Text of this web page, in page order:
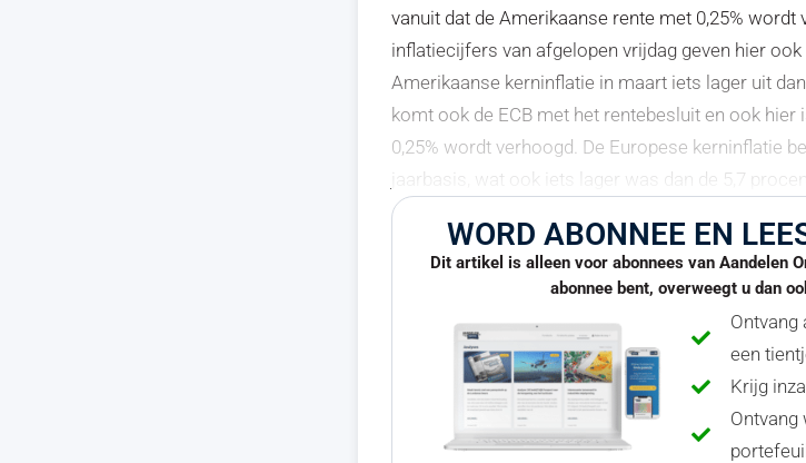
vanuit dat de Amerikaanse rente met 0,25% wordt
inflatiecijfers van afgelopen vrijdag geven hier
Amerikaanse kerninflatie in maart iets lager uit
komt ook de ECB met het rentebesluit en ook
0,25% wordt verhoogd. De Europese kerninflatie
jaarbasis, wat ook iets lager was dan de 5,7
WORD ABONNEE EN
Dit artikel is alleen voor abonnees van Aandelen
abonnee bent, overweegt u dan
Ontvang
een
Krijg
Ontvang